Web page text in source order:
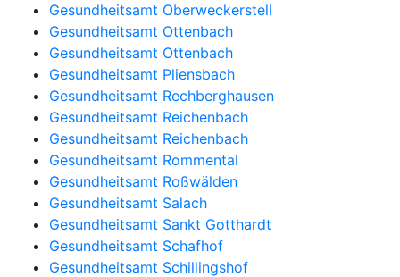
Gesundheitsamt Oberweckerstell
Gesundheitsamt Ottenbach
Gesundheitsamt Ottenbach
Gesundheitsamt Pliensbach
Gesundheitsamt Rechberghausen
Gesundheitsamt Reichenbach
Gesundheitsamt Reichenbach
Gesundheitsamt Rommental
Gesundheitsamt Roßwälden
Gesundheitsamt Salach
Gesundheitsamt Sankt Gotthardt
Gesundheitsamt Schafhof
Gesundheitsamt Schillingshof